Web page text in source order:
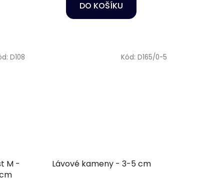
DO KOŠÍKU
M -
D108
Lávové kameny - 3-5 cm
Kód: D165/0-5